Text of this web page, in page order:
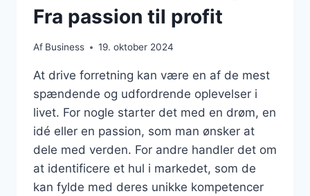
Fra passion til profit
Af Business 19. oktober 2024
At drive forretning kan være en af de mest
spændende og udfordrende oplevelser i
livet. For nogle starter det med en drøm, en
idé eller en passion, som man ønsker at
dele med verden. For andre handler det om
at identificere et hul i markedet, som de
kan fylde med deres unikke kompetencer